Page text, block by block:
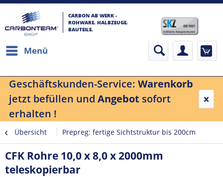
CARBON AB WERK -
ROHWARE. HALBZEUGE.
BAUTEILE.
Menü
Geschäftskunden-Service: Warenkorb
jetzt befüllen und Angebot sofort
erhalten !
Übersicht Prepreg: fertige Sichtstruktur bis 200cm
CFK Rohre 10,0 x 8,0 x 2000mm
teleskopierbar